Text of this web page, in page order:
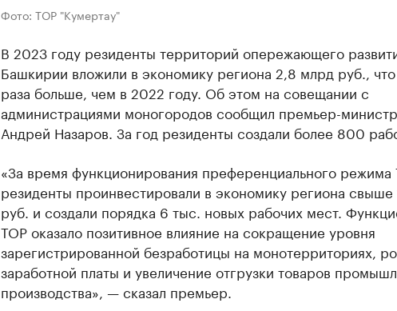
Фото: ТОР "Кумертау"
В 2023 году резиденты территорий опережающего
Башкирии вложили в экономику региона 2,8 млрд руб.,
раза больше, чем в 2022 году. Об этом на совещании с
администрациями моногородов сообщил премьер-
Андрей Назаров. За год резиденты создали более 800
«За время функционирования преференциального
резиденты проинвестировали в экономику региона
руб. и создали порядка 6 тыс. новых рабочих мест.
ТОР оказало позитивное влияние на сокращение уровня
зарегистрированной безработицы на монотерриториях,
заработной платы и увеличение отгрузки товаров
производства», — сказал премьер.